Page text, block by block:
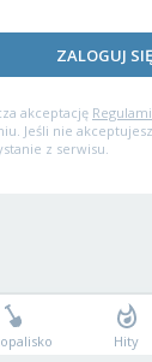
ZALOGUJ SIĘ
akceptację
Jeśli nie
z serwisu.
Hity